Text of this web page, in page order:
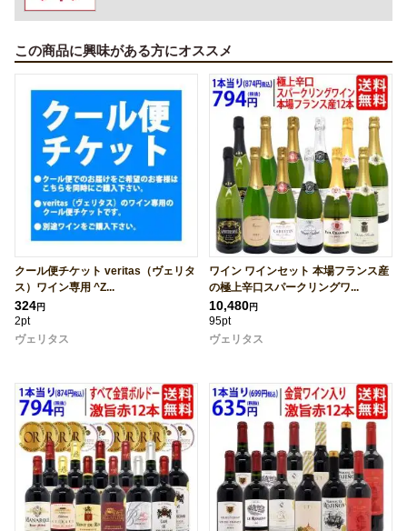
この商品に興味がある方にオススメ
クール便チケット veritas（ヴェリタ
ス）ワイン専用 ^Z...
324円
2pt
ヴェリタス
ワイン ワインセット 本場フランス産
の極上辛口スパークリングワ...
10,480円
95pt
ヴェリタス